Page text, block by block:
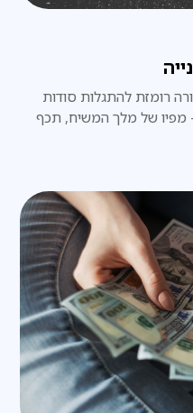
רומזת להתגלות סודות
מפיו של מלך המשיח, תכף